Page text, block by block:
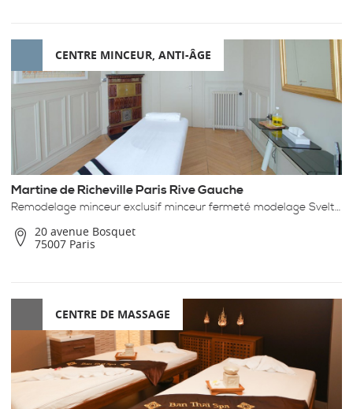
CENTRE MINCEUR, ANTI-ÂGE
Martine de Richeville Paris Rive Gauche
Remodelage minceur exclusif minceur fermeté modelage Svelt’coaching
20 avenue Bosquet
75007 Paris
CENTRE DE MASSAGE